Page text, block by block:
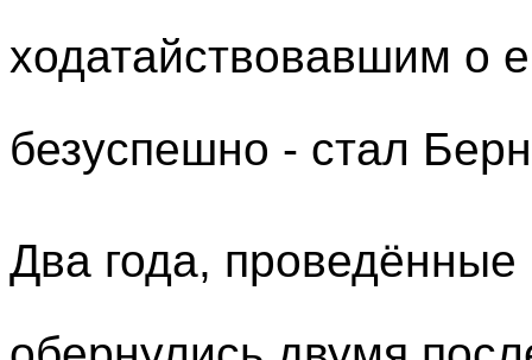
ходатайствовавшим о
безуспешно - стал
Два года,